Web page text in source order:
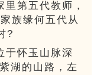
第五代教师，
族缘何五代从
?
怀玉山脉深
湖的山路，左